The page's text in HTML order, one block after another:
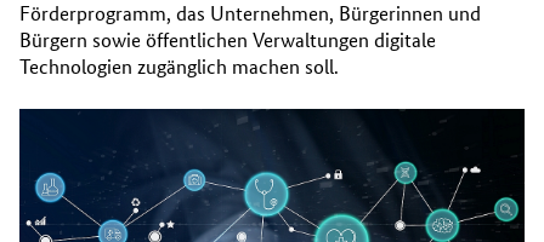
Förderprogramm, das Unternehmen, Bürgerinnen und
Bürgern sowie öffentlichen Verwaltungen digitale
Technologien zugänglich machen soll.